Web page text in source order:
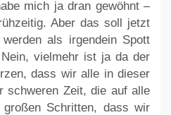
mich ja dran gewöhnt –
Aber das soll jetzt
als irgendein Spott
vielmehr ist ja da der
dass wir alle in dieser
schweren Zeit, die auf alle
Schritten, dass wir